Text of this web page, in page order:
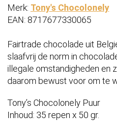
Merk: Tony's Chocolonely
EAN: 8717677330065
Fairtrade chocolade uit
slaafvrij de norm in
illegale omstandigheden en
daarom bewust voor om te
Tony’s Chocolonely Puur
Inhoud: 35 repen x 50 gr.